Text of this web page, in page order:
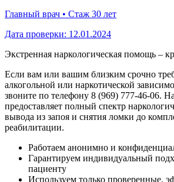
Главный врач • Стаж 30 лет
Дата проверки: 12.01.2024
Экстренная наркологическая помощь –
Если вам или вашим близким срочно
алкогольной или наркотической
звоните по телефону 8 (969) 777-46-06.
предоставляет полный спектр
вывода из запоя и снятия ломки до
реабилитации.
Работаем анонимно и
Гарантируем индивидуальный
пациенту
Используем только проверенные,